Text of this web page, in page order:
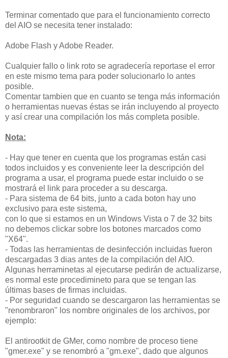
Terminar comentado que para el funcionamiento correcto
del AIO se necesita tener instalado:
Adobe Flash y Adobe Reader.
Cualquier fallo o link roto se agradecería reportase el error
en este mismo tema para poder solucionarlo lo antes
posible.
Comentar tambien que en cuanto se tenga más información
o herramientas nuevas éstas se irán incluyendo al proyecto
y así crear una compilación los más completa posible.
Nota:
- Hay que tener en cuenta que los programas están casi
todos incluidos y es conveniente leer la descripción del
programa a usar, el programa puede estar incluido o se
mostrará el link para proceder a su descarga.
- Para sistema de 64 bits, junto a cada boton hay uno
exclusivo para este sistema,
con lo que si estamos en un Windows Vista o 7 de 32 bits
no debemos clickar sobre los botones marcados como
"X64".
- Todas las herramientas de desinfección incluidas fueron
descargadas 3 dias antes de la compilación del AIO.
Algunas herraminetas al ejecutarse pedirán de actualizarse,
es normal este procedimineto para que se tengan las
últimas bases de firmas incluidas.
- Por seguridad cuando se descargaron las herramientas se
"renombraron" los nombre originales de los archivos, por
ejemplo:
El antirootkit de GMer, como nombre de proceso tiene
"gmer.exe" y se renombró a "gm.exe", dado que algunos